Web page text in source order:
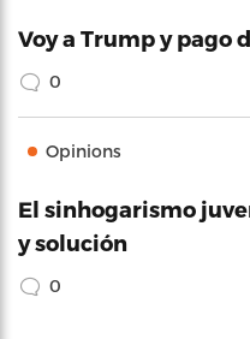
Voy a Trump y pago
0
Opinions
El sinhogarismo
y solución
0